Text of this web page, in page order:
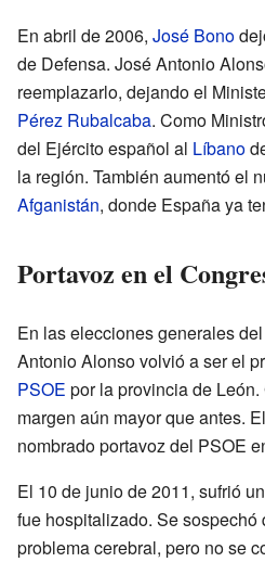
En abril de 2006, José Bono
de Defensa. José Antonio
reemplazarlo, dejando el
Pérez Rubalcaba. Como
del Ejército español al Líbano
la región. También aumentó el
Afganistán, donde España ya
Portavoz en el
En las elecciones generales
Antonio Alonso volvió a ser el
PSOE por la provincia de
margen aún mayor que antes.
nombrado portavoz del PSOE
El 10 de junio de 2011, sufrió
fue hospitalizado. Se sospechó
problema cerebral, pero no se